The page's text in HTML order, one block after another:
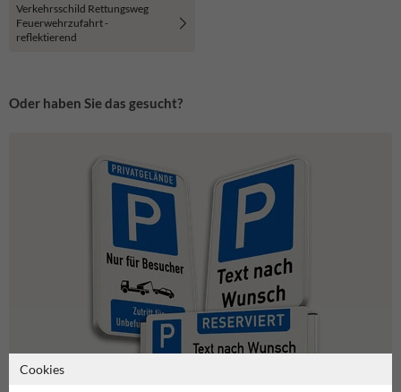
Verkehrsschild Rettungsweg
Feuerwehrzufahrt -
reflektierend
Oder haben Sie das gesucht?
Cookies